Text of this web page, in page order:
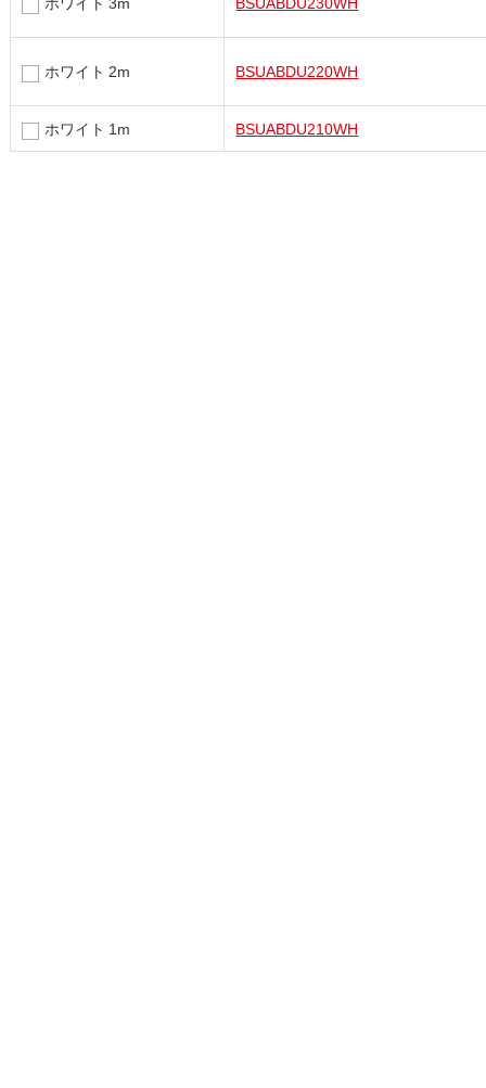
ホワイト 2m BSUABDU220WH
ホワイト 1m BSUABDU210WH